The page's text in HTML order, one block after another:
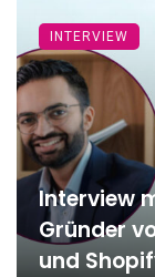
Interview
Gründer
und
INTERVIEW